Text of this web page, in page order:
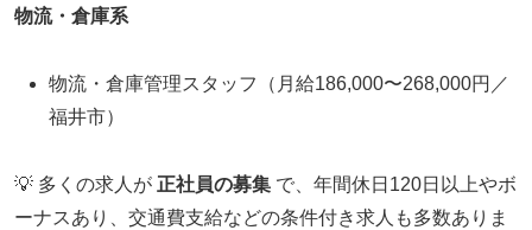
物流・倉庫系
物流・倉庫管理スタッフ（月給186,000〜268,000円／
福井市）
💡 多くの求人が 正社員の募集 で、年間休日120日以上やボ
ーナスあり、交通費支給などの条件付き求人も多数ありま